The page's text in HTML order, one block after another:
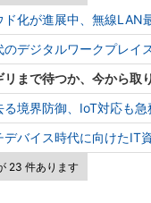
ド化が進展中、無線LAN
のデジタルワークプレイ
リまで待つか、今から
る境界防御、IoT対応も
デバイス時代に向けたIT
23 件あります